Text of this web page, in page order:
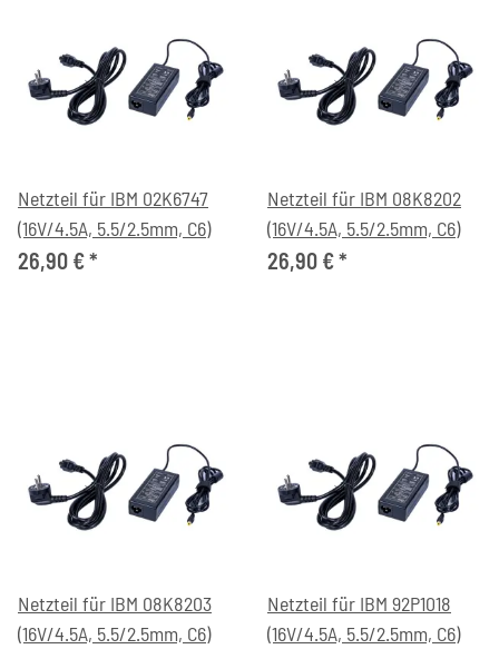
Netzteil für IBM 02K6747
(16V/4.5A, 5.5/2.5mm, C6)
26,90 €*
Netzteil für IBM 08K8202
(16V/4.5A, 5.5/2.5mm, C6)
26,90 €*
Netzteil für IBM 08K8203
(16V/4.5A, 5.5/2.5mm, C6)
Netzteil für IBM 92P1018
(16V/4.5A, 5.5/2.5mm, C6)